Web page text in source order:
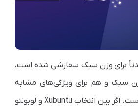
برای وزن سبک سفارشی شده است،
سبک و هم برای ویژگی‌های مشابه
اگر بین انتخاب Xubuntu و لوبونتو